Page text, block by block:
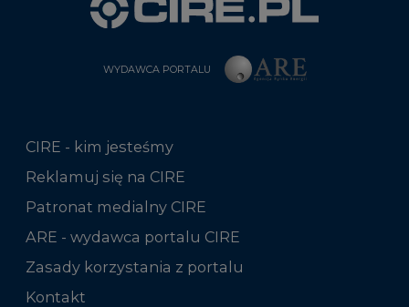
WYDAWCA PORTALU
CIRE - kim jesteśmy
Reklamuj się na CIRE
Patronat medialny CIRE
ARE - wydawca portalu CIRE
Zasady korzystania z portalu
Kontakt